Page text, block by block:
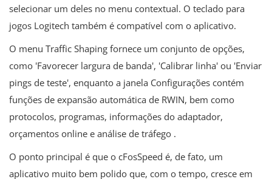
selecionar um deles no menu contextual. O teclado para
jogos Logitech também é compatível com o aplicativo.
O menu Traffic Shaping fornece um conjunto de opções,
como 'Favorecer largura de banda', 'Calibrar linha' ou 'Enviar
pings de teste', enquanto a janela Configurações contém
funções de expansão automática de RWIN, bem como
protocolos, programas, informações do adaptador,
orçamentos online e análise de tráfego .
O ponto principal é que o cFosSpeed ​​é, de fato, um
aplicativo muito bem polido que, com o tempo, cresce em